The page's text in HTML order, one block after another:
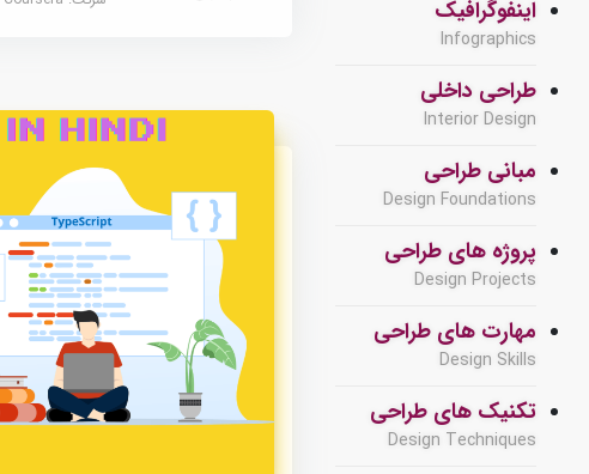
اینفوگرافیک
Infographics
طراحی داخلی
Interior Design
مبانی طراحی
Design Foundations
پروژه های طراحی
Design Projects
مهارت های طراحی
Design Skills
تکنیک های طراحی
Design Techniques